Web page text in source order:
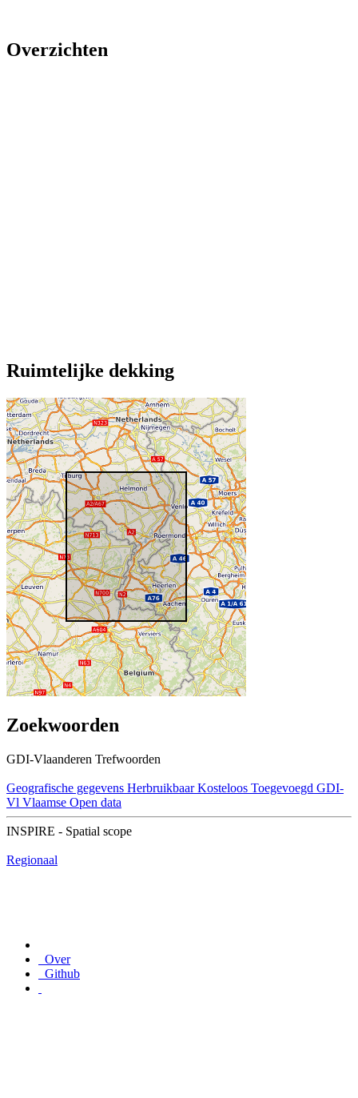
Overzichten
Ruimtelijke dekking
Zoekwoorden
GDI-Vlaanderen Trefwoorden
Geografische gegevens Herbruikbaar Kosteloos Toegevoegd GDI-
Vl Vlaamse Open data
INSPIRE - Spatial scope
Regionaal
Over
Github